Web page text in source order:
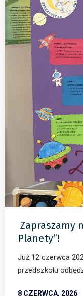
Zapraszamy
Planety”!
Już 12 czerwca
przedszkolu
8 CZERWCA, 2026